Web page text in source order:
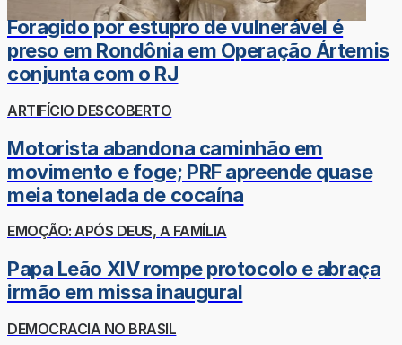
Foragido por estupro de vulnerável é
preso em Rondônia em Operação Ártemis
conjunta com o RJ
ARTIFÍCIO DESCOBERTO
Motorista abandona caminhão em
movimento e foge; PRF apreende quase
meia tonelada de cocaína
EMOÇÃO: APÓS DEUS, A FAMÍLIA
Papa Leão XIV rompe protocolo e abraça
irmão em missa inaugural
DEMOCRACIA NO BRASIL